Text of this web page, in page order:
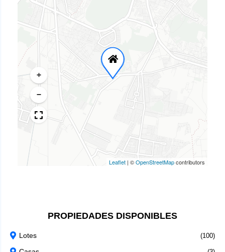
+
−
Leaflet | ©OpenStreetMapcontributors
PROPIEDADES DISPONIBLES
Lotes (100)